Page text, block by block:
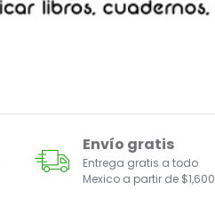
Envío gratis
Entrega gratis a todo
Mexico a partir de $1,600